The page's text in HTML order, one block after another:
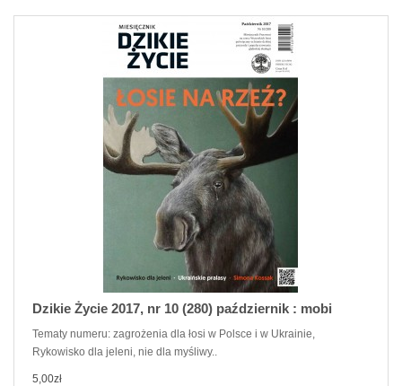
Dzikie Życie 2017, nr 10 (280) październik : mobi
Tematy numeru: zagrożenia dla łosi w Polsce i w Ukrainie,
Rykowisko dla jeleni, nie dla myśliwy..
5,00zł